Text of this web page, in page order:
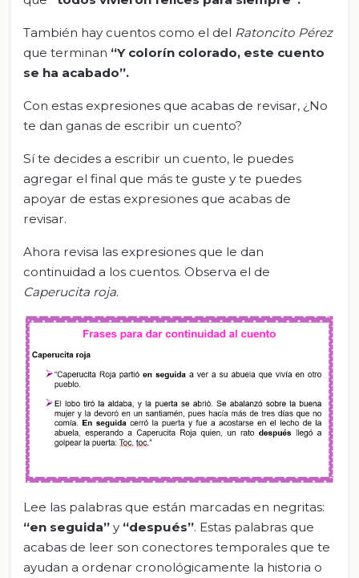
También hay cuentos como el del Ratoncito Pérez
que terminan “Y colorín colorado, este cuento
se ha acabado”.
Con estas expresiones que acabas de revisar, ¿No
te dan ganas de escribir un cuento?
Sí te decides a escribir un cuento, le puedes
agregar el final que más te guste y te puedes
apoyar de estas expresiones que acabas de
revisar.
Ahora revisa las expresiones que le dan
continuidad a los cuentos. Observa el de
Caperucita roja.
Lee las palabras que están marcadas en negritas:
“en seguida” y “después”. Estas palabras que
acabas de leer son conectores temporales que te
ayudan a ordenar cronológicamente la historia o